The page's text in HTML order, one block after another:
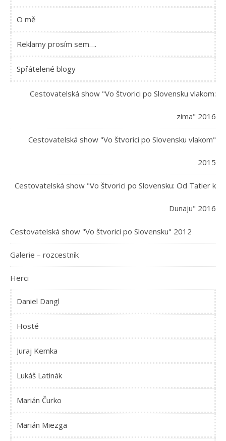
O mě
Reklamy prosím sem….
Spřátelené blogy
Cestovatelská show "Vo štvorici po Slovensku vlakom:
zima" 2016
Cestovatelská show "Vo štvorici po Slovensku vlakom"
2015
Cestovatelská show "Vo štvorici po Slovensku: Od Tatier k
Dunaju" 2016
Cestovatelská show "Vo štvorici po Slovensku" 2012
Galerie – rozcestník
Herci
Daniel Dangl
Hosté
Juraj Kemka
Lukáš Latinák
Marián Čurko
Marián Miezga